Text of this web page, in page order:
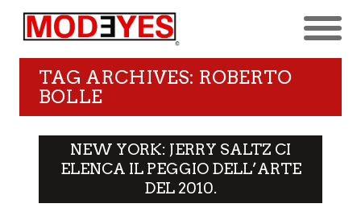
TAG ARCHIVES: ROBERTO
BOLLE
NEW YORK: JERRY SALTZ CI
ELENCA IL PEGGIO DELL’ARTE
DEL 2010.